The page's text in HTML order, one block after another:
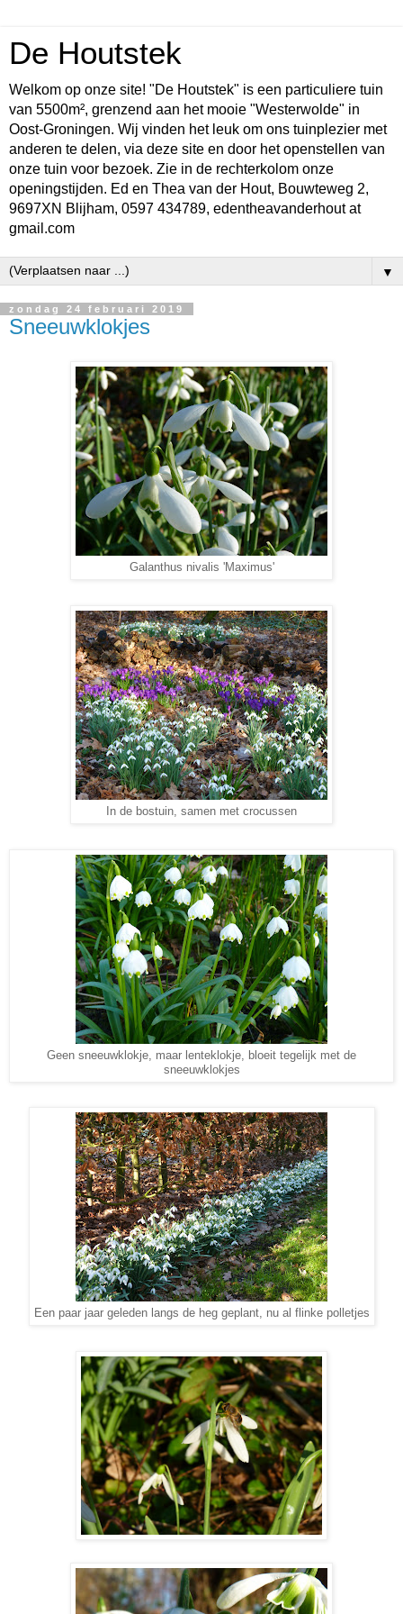
De Houtstek
Welkom op onze site! "De Houtstek" is een particuliere tuin
van 5500m², grenzend aan het mooie "Westerwolde" in
Oost-Groningen. Wij vinden het leuk om ons tuinplezier met
anderen te delen, via deze site en door het openstellen van
onze tuin voor bezoek. Zie in de rechterkolom onze
openingstijden. Ed en Thea van der Hout, Bouwteweg 2,
9697XN Blijham, 0597 434789, edentheavanderhout at
gmail.com
▼
zondag 24 februari 2019
Sneeuwklokjes
Galanthus nivalis 'Maximus'
In de bostuin, samen met crocussen
Geen sneeuwklokje, maar lenteklokje, bloeit tegelijk met de
sneeuwklokjes
Een paar jaar geleden langs de heg geplant, nu al flinke polletjes